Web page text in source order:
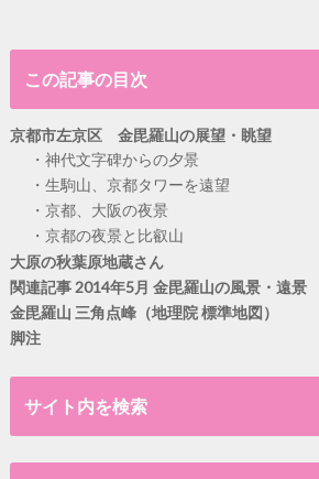
この記事の目次
京都市左京区 金毘羅山の展望・眺望
神代文字碑からの夕景
生駒山、京都タワーを遠望
京都、大阪の夜景
京都の夜景と比叡山
大原の秋葉原地蔵さん
関連記事 2014年5月 金毘羅山の風景・遠景
金毘羅山 三角点峰（地理院 標準地図）
脚注
サイト内を検索